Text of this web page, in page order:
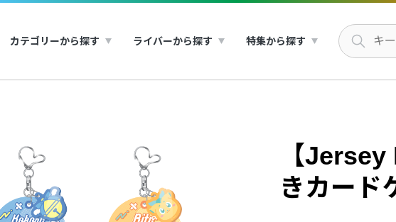
カテゴリーから探す ライバーから探す 特集から探す
【
きカード